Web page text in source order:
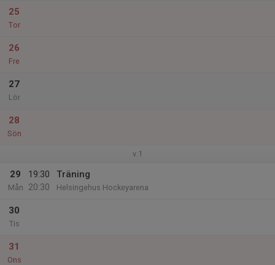
25
Tor
26
Fre
27
Lör
28
Sön
v.1
29
Mån
19:30
20:30
Träning
Helsingehus Hockeyarena
30
Tis
31
Ons